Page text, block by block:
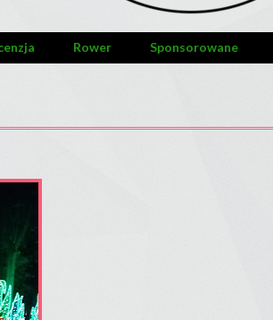
Rower Sponsorowane